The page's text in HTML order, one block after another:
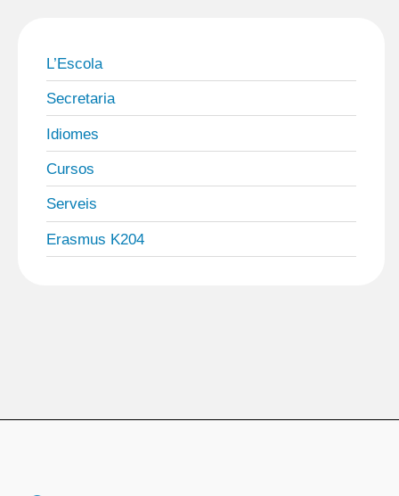
L’Escola
Secretaria
Idiomes
Cursos
Serveis
Erasmus K204
DIJOUS
26
DE
SETEMBRE